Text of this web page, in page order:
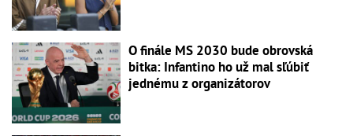
O finále MS 2030 bude obrovská
bitka: Infantino ho už mal sľúbiť
jednému z organizátorov